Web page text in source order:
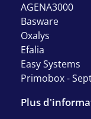
AGENA3000
Basware
Oxalys
Efalia
Easy Systems
Primobox -
Plus